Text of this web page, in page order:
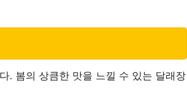
. 봄의 상큼한 맛을 느낄 수 있는 달래장